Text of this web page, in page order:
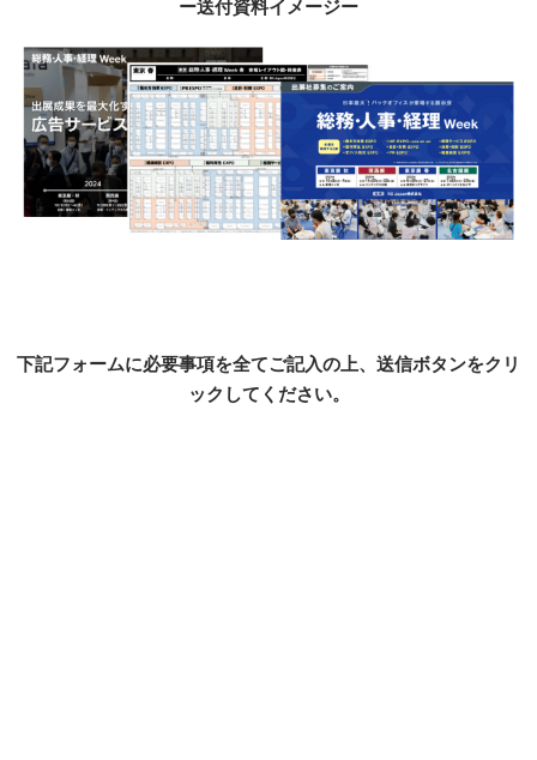
ー送付資料イメージー
下記フォームに必要事項を全てご記入の上、送信ボタンをクリ
ックしてください。